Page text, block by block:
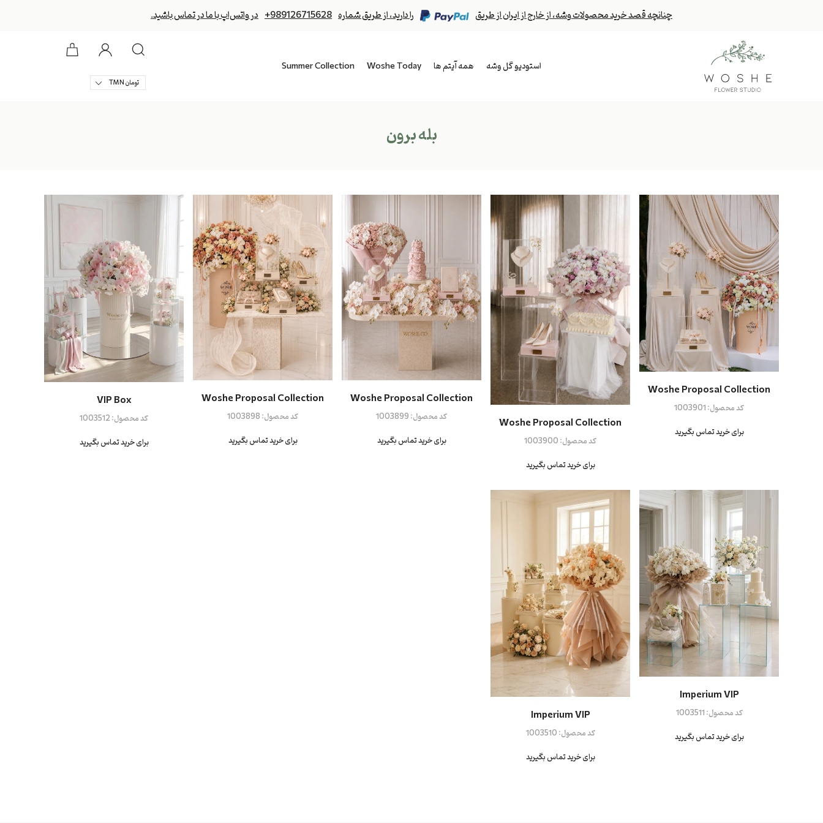
چنانچه قصد خرید محصولات وشه، از خارج از ایران از طریق را دارید، از طریق شماره +989126715628 در واتس‌اپ با ما در تماس باشید.
استودیو گل وشه همه آیتم ها Woshe Today
Summer Collection
بله برون
Woshe Proposal Collection
برای خرید تماس بگیرید
کد محصول:1003901
Woshe Proposal Collection
برای خرید تماس بگیرید
کد محصول:1003900
Woshe Proposal Collection
برای خرید تماس بگیرید
کد محصول:1003899
Woshe Proposal Collection
برای خرید تماس بگیرید
کد محصول:1003898
VIP Box
برای خرید تماس بگیرید
کد محصول:1003512
Imperium VIP
برای خرید تماس بگیرید
کد محصول:1003511
Imperium VIP
برای خرید تماس بگیرید
کد محصول:1003510